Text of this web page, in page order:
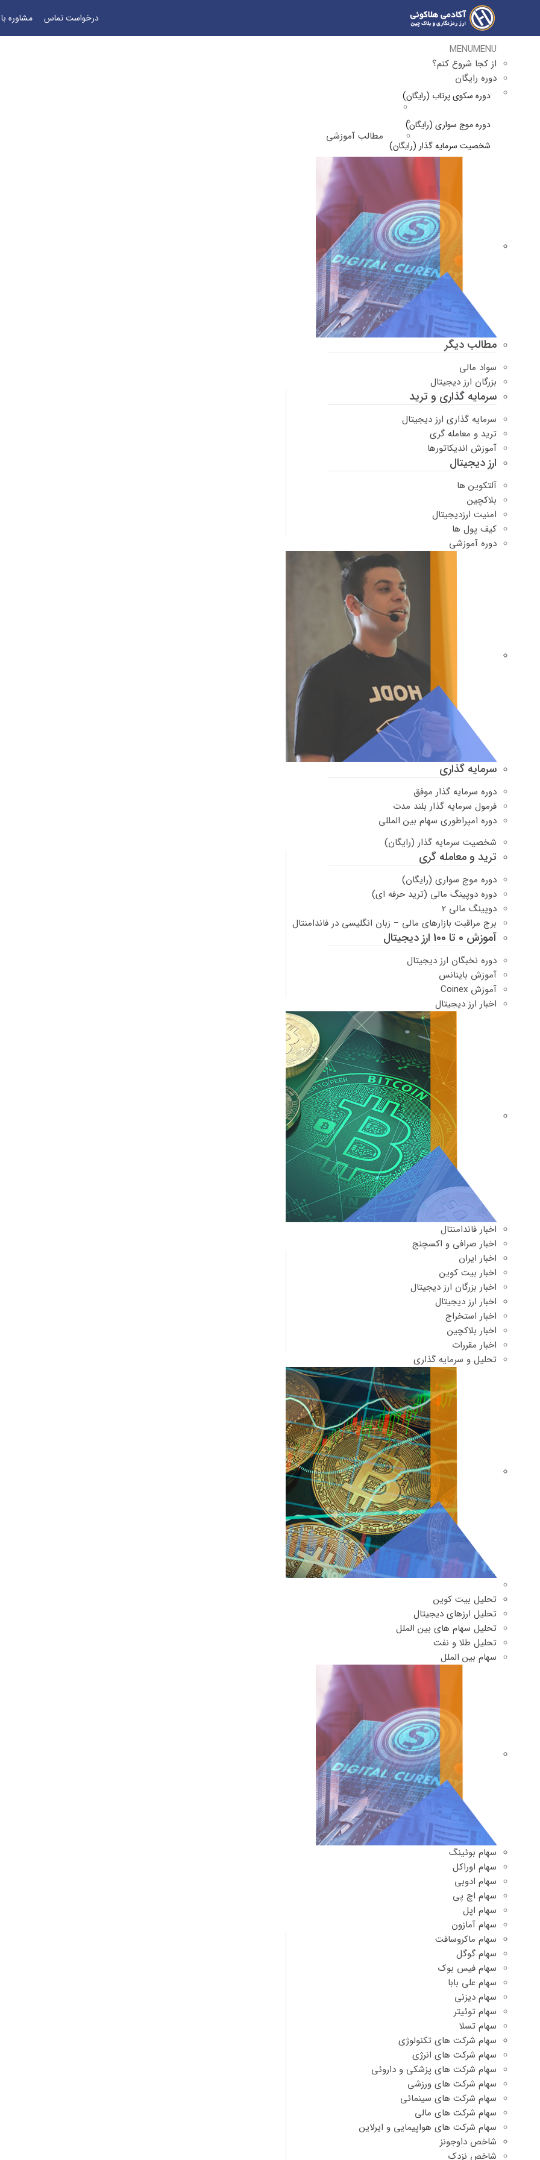
درخواست تماس مشاوره
MENUMENU
از کجا شروع کنم؟
دوره رایگان
دوره سکوی پرتاب (رایگان)
دوره موج سواری (رایگان)
شخصیت سرمایه گذار (رایگان)
مطالب آموزشی
مطالب دیگر
سواد مالی
بزرگان ارز دیجیتال
سرمایه گذاری و ترید
سرمایه گذاری ارز دیجیتال
ترید و معامله گری
آموزش اندیکاتورها
ارز دیجیتال
آلتکوین ها
بلاکچین
امنیت ارزدیجیتال
کیف پول ها
دوره‌ آموزشی
سرمایه گذاری
دوره سرمایه گذار موفق
فرمول سرمایه گذار بلند مدت
دوره امپراطوری سهام بین المللی
شخصیت سرمایه گذار (رایگان)
ترید و معامله گری
دوره موج سواری (رایگان)
دوره دوپینگ مالی (ترید حرفه ای)
دوپینگ مالی ۲
برج مراقبت بازارهای مالی – زبان انگلیسی در فاندامنتال
آموزش 0 تا 100 ارز دیجیتال
دوره نخبگان ارز دیجیتال
آموزش باینانس
آموزش Coinex
اخبار ارز دیجیتال
اخبار فاندامنتال
اخبار صرافی و اکسچنج
اخبار ایران
اخبار بیت کوین
اخبار بزرگان ارز دیجیتال
اخبار ارز دیجیتال
اخبار استخراج
اخبار بلاکچین
اخبار مقررات
تحلیل و سرمایه گذاری
تحلیل بیت کوین
تحلیل ارزهای دیجیتال
تحلیل سهام های بین الملل
تحلیل طلا و نفت
سهام بین الملل
سهام بوئینگ
سهام اوراکل
سهام ادوبی
سهام اچ پی
سهام اپل
سهام آمازون
سهام ماکروسافت
سهام گوگل
سهام فیس بوک
سهام علی بابا
سهام دیزنی
سهام توئیتر
سهام تسلا
سهام شرکت های تکنولوژی
سهام شرکت های انرژی
سهام شرکت های پزشکی و داروئی
سهام شرکت های ورزشی
سهام شرکت های سینمائی
سهام شرکت های مالی
سهام شرکت های هواپیمایی و ایرلاین
شاخص داوجونز
شاخص نزدک